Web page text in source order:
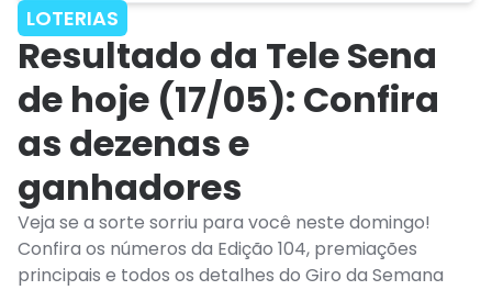
LOTERIAS
Resultado da Tele Sena
de hoje (17/05): Confira
as dezenas e
ganhadores
Veja se a sorte sorriu para você neste domingo!
Confira os números da Edição 104, premiações
principais e todos os detalhes do Giro da Semana